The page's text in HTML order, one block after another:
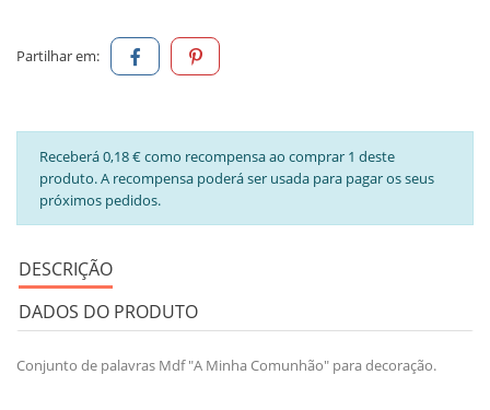
Partilhar em:
Receberá 0,18 € como recompensa ao comprar 1 deste
produto. A recompensa poderá ser usada para pagar os seus
próximos pedidos.
DESCRIÇÃO
DADOS DO PRODUTO
Conjunto de palavras Mdf "A Minha Comunhão" para decoração.